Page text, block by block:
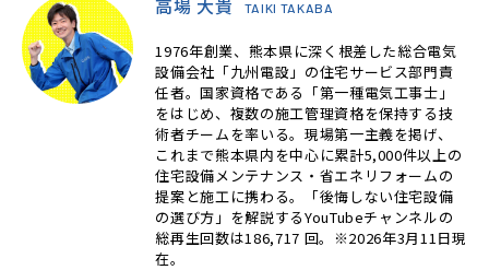
TAIKI TAKABA
1976年創業、熊本県に深く根差した総合電気
設備会社「九州電設」の住宅サービス部門責
任者。国家資格である「第一種電気工事士」
をはじめ、複数の施工管理資格を保持する技
術者チームを率いる。現場第一主義を掲げ、
これまで熊本県内を中心に累計5,000件以上の
住宅設備メンテナンス・省エネリフォームの
提案と施工に携わる。「後悔しない住宅設備
の選び方」を解説するYouTubeチャンネルの
総再生回数は186,717 回。※2026年3月11日現
在。